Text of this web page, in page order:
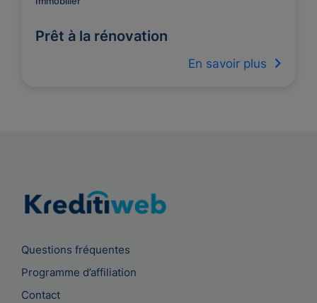
Prêt à la rénovation
En savoir plus
Questions fréquentes
Programme d’affiliation
Contact